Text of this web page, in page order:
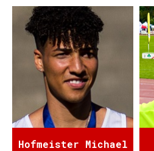
Hofmeister Michael